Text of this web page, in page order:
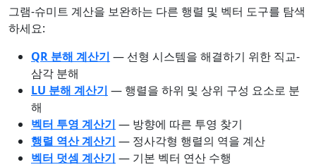
그램-슈미트 계산을 보완하는 다른 행렬 및 벡터 도구를 탐색
하세요:
QR 분해 계산기 — 선형 시스템을 해결하기 위한 직교-
삼각 분해
LU 분해 계산기 — 행렬을 하위 및 상위 구성 요소로 분
해
벡터 투영 계산기 — 방향에 따른 투영 찾기
행렬 역산 계산기 — 정사각형 행렬의 역을 계산
벡터 덧셈 계산기 — 기본 벡터 연산 수행